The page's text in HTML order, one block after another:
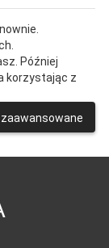
Później
korzystając z